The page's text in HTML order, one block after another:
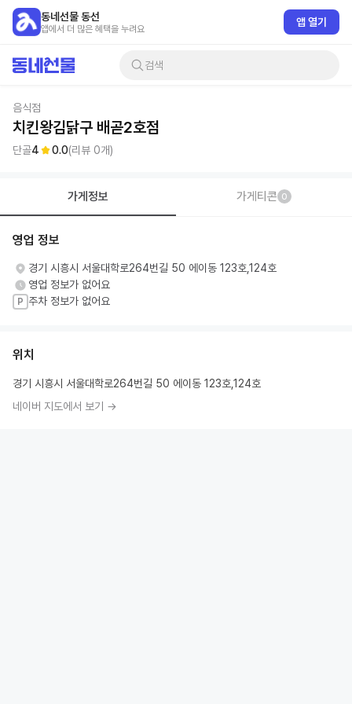
동네선물 동선
앱에서 더 많은 혜택을 누려요
앱 열기
검색
음식점
치킨왕김닭구 배곧2호점
단골4 0.0(리뷰 0개)
가게정보 가게티콘 0
영업 정보
경기 시흥시 서울대학로264번길 50 에이동 123호,124호
영업 정보가 없어요
P 주차 정보가 없어요
위치
경기 시흥시 서울대학로264번길 50 에이동 123호,124호
네이버 지도에서 보기 →